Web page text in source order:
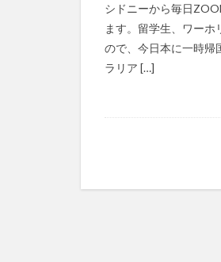
シドニーから毎日
ます。留学生、ワー
ので、今日本に一時帰
ラリア […]